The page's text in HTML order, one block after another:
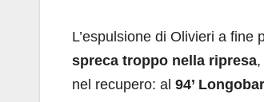
L’espulsione di Olivieri a
spreca troppo nella ripresa
nel recupero: al 94’